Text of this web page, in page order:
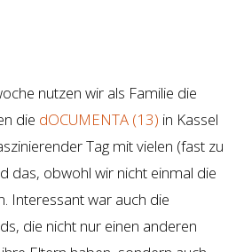
nutzen wir als Familie die
die dOCUMENTA (13) in Kassel
Tag mit vielen (fast zu
das, obwohl wir nicht einmal die
Interessant war auch die
die nicht nur einen anderen